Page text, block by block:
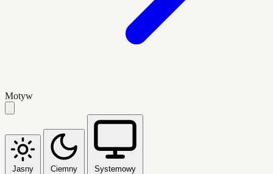
Motyw
Jasny Ciemny Systemowy